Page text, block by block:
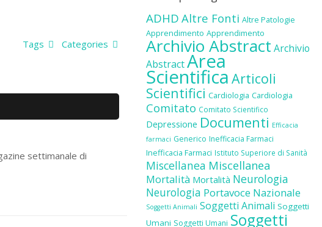
Categories
Tags
settimanale di
ADHD Altre Fonti Altre Patologie
Apprendimento Apprendimento
Archivio Abstract Archivio
AbstractArea
Scientifica Articoli
Scientifici Cardiologia Cardiologia
Comitato Comitato Scientifico
Depressione Documenti Efficacia
farmaci Generico Inefficacia Farmaci
Inefficacia Farmaci Istituto Superiore di Sanità
Miscellanea Miscellanea
Mortalità Mortalità Neurologia
Neurologia Portavoce Nazionale
Soggetti Animali Soggetti Animali Soggetti
Umani Soggetti Umani Soggetti